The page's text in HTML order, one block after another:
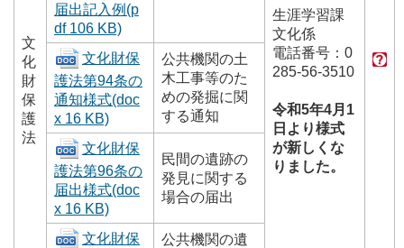
文
化
財
保
護
法
生涯学習課
文化係
電話番号：0
285-56-3510
令和5年4月1
日より様式
が新しくな
りました。
届出記入例 (p
df 106 KB)
文化財保
護法第94条の
通知様式(doc
x 16 KB)
公共機関の土
木工事等のた
めの発掘に関
する通知
文化財保
護法第96条の
届出様式(doc
x 16 KB)
民間の遺跡の
発見に関する
場合の届出
文化財保
公共機関の遺